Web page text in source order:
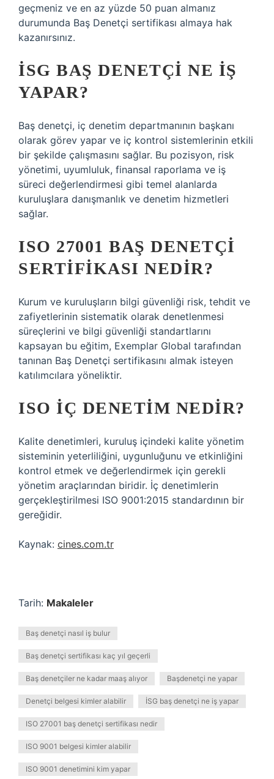
geçmeniz ve en az yüzde 50 puan almanız
durumunda Baş Denetçi sertifikası almaya hak
kazanırsınız.
İSG BAŞ DENETÇI NE IŞ
YAPAR?
Baş denetçi, iç denetim departmanının başkanı
olarak görev yapar ve iç kontrol sistemlerinin etkili
bir şekilde çalışmasını sağlar. Bu pozisyon, risk
yönetimi, uyumluluk, finansal raporlama ve iş
süreci değerlendirmesi gibi temel alanlarda
kuruluşlara danışmanlık ve denetim hizmetleri
sağlar.
ISO 27001 BAŞ DENETÇI
SERTIFIKASI NEDIR?
Kurum ve kuruluşların bilgi güvenliği risk, tehdit ve
zafiyetlerinin sistematik olarak denetlenmesi
süreçlerini ve bilgi güvenliği standartlarını
kapsayan bu eğitim, Exemplar Global tarafından
tanınan Baş Denetçi sertifikasını almak isteyen
katılımcılara yöneliktir.
ISO IÇ DENETIM NEDIR?
Kalite denetimleri, kuruluş içindeki kalite yönetim
sisteminin yeterliliğini, uygunluğunu ve etkinliğini
kontrol etmek ve değerlendirmek için gerekli
yönetim araçlarından biridir. İç denetimlerin
gerçekleştirilmesi ISO 9001:2015 standardının bir
gereğidir.
Kaynak: cines.com.tr
Tarih: Makaleler
Baş denetçi nasıl iş bulur
Baş denetçi sertifikası kaç yıl geçerli
Baş denetçiler ne kadar maaş alıyor Başdenetçi ne yapar
Denetçi belgesi kimler alabilir İSG baş denetçi ne iş yapar
ISO 27001 baş denetçi sertifikası nedir
ISO 9001 belgesi kimler alabilir
ISO 9001 denetimini kim yapar